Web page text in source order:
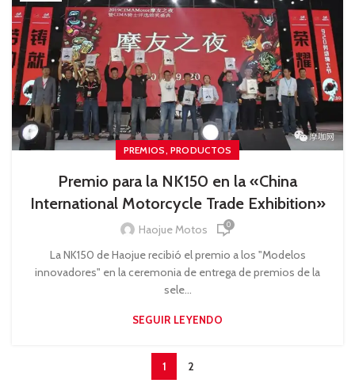
PREMIOS, PRODUCTOS
Premio para la NK150 en la «China
International Motorcycle Trade Exhibition»
Haojue Motos 0
La NK150 de Haojue recibió el premio a los "Modelos
innovadores" en la ceremonia de entrega de premios de la
sele...
SEGUIR LEYENDO
1 2